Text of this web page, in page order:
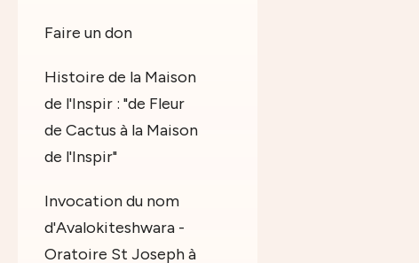
Faire un don
Histoire de la Maison
de l'Inspir : "de Fleur
de Cactus à la Maison
de l'Inspir"
Invocation du nom
d'Avalokiteshwara -
Oratoire St Joseph à